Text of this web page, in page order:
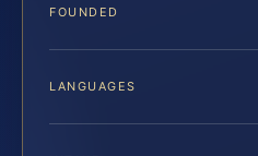
FOUNDED
LANGUAGES